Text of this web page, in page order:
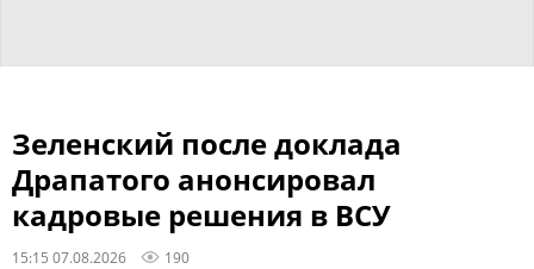
Зеленский после доклада
Драпатого анонсировал
кадровые решения в ВСУ
15:15 07.08.2026 190